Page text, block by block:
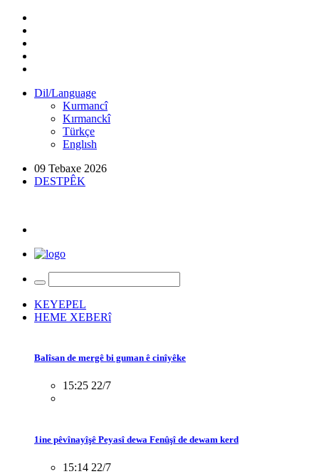
Dil/Language
Kurmancî
Kırmanckî
Türkçe
Englısh
09 Tebaxe 2026
DESTPÊK
KEYEPEL
HEME XEBERî
Balîsan de mergê bi guman ê cinîyêke
15:25 22/7
1ine pêvînayîşê Peyasî dewa Fenûşî de dewam kerd
15:14 22/7